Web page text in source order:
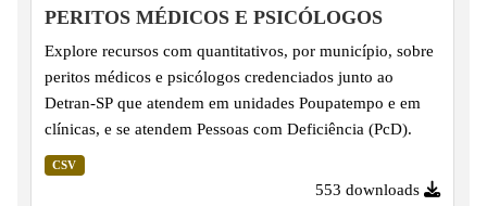
PERITOS MÉDICOS E PSICÓLOGOS
Explore recursos com quantitativos, por município, sobre
peritos médicos e psicólogos credenciados junto ao
Detran-SP que atendem em unidades Poupatempo e em
clínicas, e se atendem Pessoas com Deficiência (PcD).
CSV
553 downloads